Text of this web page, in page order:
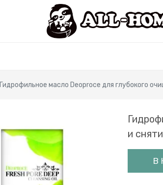
Гидрофильное масло Deoproce для глубокого
и
В